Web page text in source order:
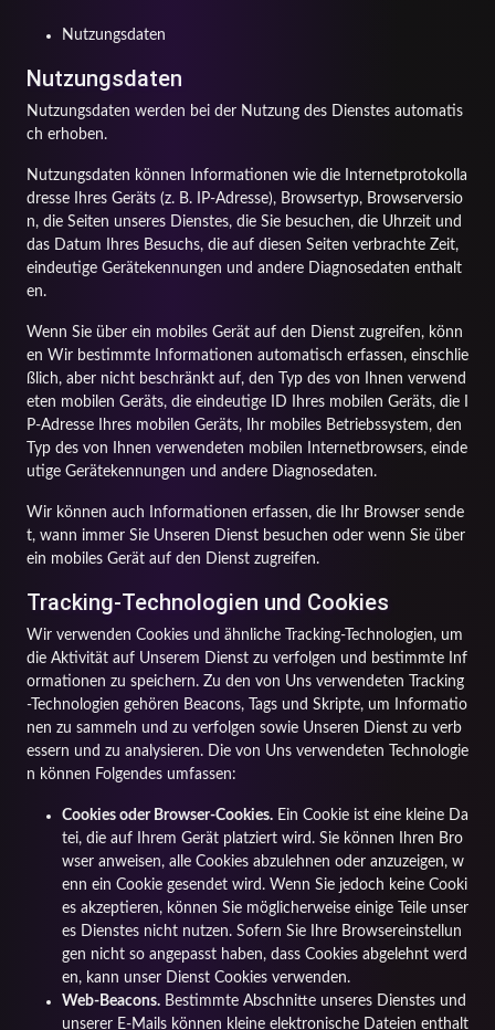
Nutzungsdaten
Nutzungsdaten
Nutzungsdaten werden bei der Nutzung des Dienstes automatis
ch erhoben.
Nutzungsdaten können Informationen wie die Internetprotokolla
dresse Ihres Geräts (z. B. IP-Adresse), Browsertyp, Browserversio
n, die Seiten unseres Dienstes, die Sie besuchen, die Uhrzeit und
das Datum Ihres Besuchs, die auf diesen Seiten verbrachte Zeit,
eindeutige Gerätekennungen und andere Diagnosedaten enthalt
en.
Wenn Sie über ein mobiles Gerät auf den Dienst zugreifen, könn
en Wir bestimmte Informationen automatisch erfassen, einschlie
ßlich, aber nicht beschränkt auf, den Typ des von Ihnen verwend
eten mobilen Geräts, die eindeutige ID Ihres mobilen Geräts, die I
P-Adresse Ihres mobilen Geräts, Ihr mobiles Betriebssystem, den
Typ des von Ihnen verwendeten mobilen Internetbrowsers, einde
utige Gerätekennungen und andere Diagnosedaten.
Wir können auch Informationen erfassen, die Ihr Browser sende
t, wann immer Sie Unseren Dienst besuchen oder wenn Sie über
ein mobiles Gerät auf den Dienst zugreifen.
Tracking-Technologien und Cookies
Wir verwenden Cookies und ähnliche Tracking-Technologien, um
die Aktivität auf Unserem Dienst zu verfolgen und bestimmte Inf
ormationen zu speichern. Zu den von Uns verwendeten Tracking
-Technologien gehören Beacons, Tags und Skripte, um Informatio
nen zu sammeln und zu verfolgen sowie Unseren Dienst zu verb
essern und zu analysieren. Die von Uns verwendeten Technologie
n können Folgendes umfassen:
Cookies oder Browser-Cookies. Ein Cookie ist eine kleine Da
tei, die auf Ihrem Gerät platziert wird. Sie können Ihren Bro
wser anweisen, alle Cookies abzulehnen oder anzuzeigen, w
enn ein Cookie gesendet wird. Wenn Sie jedoch keine Cooki
es akzeptieren, können Sie möglicherweise einige Teile unser
es Dienstes nicht nutzen. Sofern Sie Ihre Browsereinstellun
gen nicht so angepasst haben, dass Cookies abgelehnt werd
en, kann unser Dienst Cookies verwenden.
Web-Beacons. Bestimmte Abschnitte unseres Dienstes und
unserer E-Mails können kleine elektronische Dateien enthalt